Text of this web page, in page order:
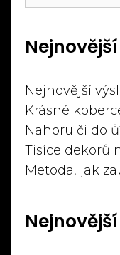
Nejnovější
Krásné
Nahoru či
Tisíce dekorů
Metoda, jak